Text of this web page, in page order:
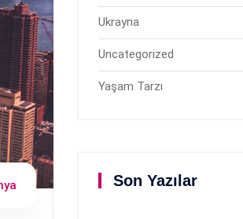
Ukrayna
Uncategorized
Yaşam Tarzı
Son Yazılar